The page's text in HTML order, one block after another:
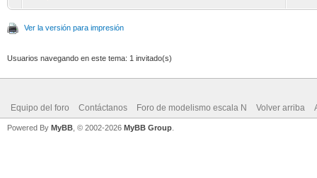
Ver la versión para impresión
Usuarios navegando en este tema: 1 invitado(s)
Equipo del foro Contáctanos Foro de modelismo escala N Volver arriba
Powered By MyBB , © 2002-2026 MyBB Group